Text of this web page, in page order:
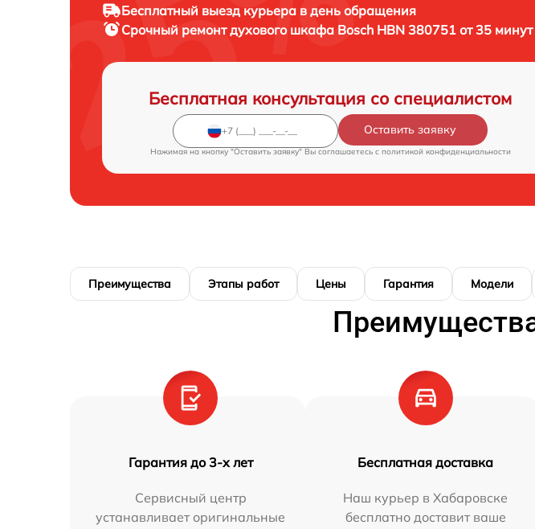
Бесплатный выезд курьера в день обращения
Срочный ремонтдухового шкафа Bosch HBN 380751 от 35 минут
Бесплатная консультация со специалистом
Оставить заявку
Нажимая на кнопку "Оставить заявку" Вы соглашаетесь c политикой конфиденциальности
Преимущества Этапы работ Цены Гарантия Модели
Гарантия до 3-х лет
Сервисный центр
устанавливает оригинальные
Бесплатная доставка
Наш курьер в Хабаровске
бесплатно доставит ваше